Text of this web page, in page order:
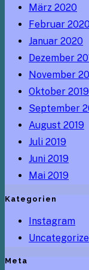
März 2020
Februar 2020
Januar 2020
Dezember
November
Oktober 2019
September
August 2019
Juli 2019
Juni 2019
Mai 2019
Kategorien
Instagram
Meta